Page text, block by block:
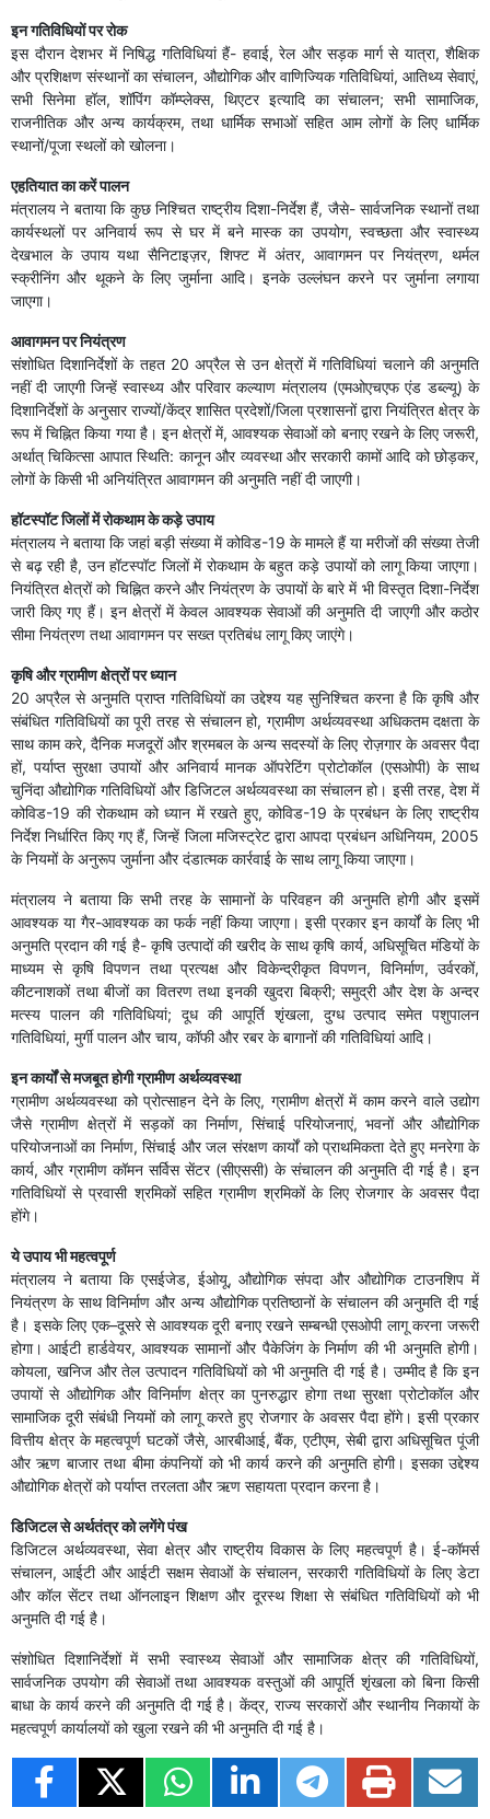
इन गतिविधियों पर रोक
इस दौरान देशभर में निषिद्ध गतिविधियां हैं- हवाई, रेल और सड़क मार्ग से यात्रा, शैक्षिक
और प्रशिक्षण संस्थानों का संचालन, औद्योगिक और वाणिज्यिक गतिविधियां, आतिथ्य सेवाएं,
सभी सिनेमा हॉल, शॉपिंग कॉम्प्लेक्स, थिएटर इत्यादि का संचालन; सभी सामाजिक,
राजनीतिक और अन्य कार्यक्रम, तथा धार्मिक सभाओं सहित आम लोगों के लिए धार्मिक
स्थानों/पूजा स्थलों को खोलना।
एहतियात का करें पालन
मंत्रालय ने बताया कि कुछ निश्चित राष्ट्रीय दिशा-निर्देश हैं, जैसे- सार्वजनिक स्थानों तथा
कार्यस्थलों पर अनिवार्य रूप से घर में बने मास्क का उपयोग, स्वच्छता और स्वास्थ्य
देखभाल के उपाय यथा सैनिटाइज़र, शिफ्ट में अंतर, आवागमन पर नियंत्रण, थर्मल
स्क्रीनिंग और थूकने के लिए जुर्माना आदि। इनके उल्लंघन करने पर जुर्माना लगाया
जाएगा।
आवागमन पर नियंत्रण
संशोधित दिशानिर्देशों के तहत 20 अप्रैल से उन क्षेत्रों में गतिविधियां चलाने की अनुमति
नहीं दी जाएगी जिन्हें स्वास्थ्य और परिवार कल्याण मंत्रालय (एमओएचएफ एंड डब्ल्यू) के
दिशानिर्देशों के अनुसार राज्यों/केंद्र शासित प्रदेशों/जिला प्रशासनों द्वारा नियंत्रित क्षेत्र के
रूप में चिह्नित किया गया है। इन क्षेत्रों में, आवश्यक सेवाओं को बनाए रखने के लिए जरूरी,
अर्थात् चिकित्सा आपात स्थिति: कानून और व्यवस्था और सरकारी कामों आदि को छोड़कर,
लोगों के किसी भी अनियंत्रित आवागमन की अनुमति नहीं दी जाएगी।
हॉटस्पॉट जिलों में रोकथाम के कड़े उपाय
मंत्रालय ने बताया कि जहां बड़ी संख्या में कोविड-19 के मामले हैं या मरीजों की संख्या तेजी
से बढ़ रही है, उन हॉटस्पॉट जिलों में रोकथाम के बहुत कड़े उपायों को लागू किया जाएगा।
नियंत्रित क्षेत्रों को चिह्नित करने और नियंत्रण के उपायों के बारे में भी विस्तृत दिशा-निर्देश
जारी किए गए हैं। इन क्षेत्रों में केवल आवश्यक सेवाओं की अनुमति दी जाएगी और कठोर
सीमा नियंत्रण तथा आवागमन पर सख्त प्रतिबंध लागू किए जाएंगे।
कृषि और ग्रामीण क्षेत्रों पर ध्यान
20 अप्रैल से अनुमति प्राप्त गतिविधियों का उद्देश्य यह सुनिश्चित करना है कि कृषि और
संबंधित गतिविधियों का पूरी तरह से संचालन हो, ग्रामीण अर्थव्यवस्था अधिकतम दक्षता के
साथ काम करे, दैनिक मजदूरों और श्रमबल के अन्य सदस्यों के लिए रोज़गार के अवसर पैदा
हों, पर्याप्त सुरक्षा उपायों और अनिवार्य मानक ऑपरेटिंग प्रोटोकॉल (एसओपी) के साथ
चुनिंदा औद्योगिक गतिविधियों और डिजिटल अर्थव्यवस्था का संचालन हो। इसी तरह, देश में
कोविड-19 की रोकथाम को ध्यान में रखते हुए, कोविड-19 के प्रबंधन के लिए राष्ट्रीय
निर्देश निर्धारित किए गए हैं, जिन्हें जिला मजिस्ट्रेट द्वारा आपदा प्रबंधन अधिनियम, 2005
के नियमों के अनुरूप जुर्माना और दंडात्मक कार्रवाई के साथ लागू किया जाएगा।
मंत्रालय ने बताया कि सभी तरह के सामानों के परिवहन की अनुमति होगी और इसमें
आवश्यक या गैर-आवश्यक का फर्क नहीं किया जाएगा। इसी प्रकार इन कार्यों के लिए भी
अनुमति प्रदान की गई है- कृषि उत्पादों की खरीद के साथ कृषि कार्य, अधिसूचित मंडियों के
माध्यम से कृषि विपणन तथा प्रत्यक्ष और विकेन्द्रीकृत विपणन, विनिर्माण, उर्वरकों,
कीटनाशकों तथा बीजों का वितरण तथा इनकी खुदरा बिक्री; समुद्री और देश के अन्दर
मत्स्य पालन की गतिविधियां; दूध की आपूर्ति शृंखला, दुग्ध उत्पाद समेत पशुपालन
गतिविधियां, मुर्गी पालन और चाय, कॉफी और रबर के बागानों की गतिविधियां आदि।
इन कार्यों से मजबूत होगी ग्रामीण अर्थव्यवस्था
ग्रामीण अर्थव्यवस्था को प्रोत्साहन देने के लिए, ग्रामीण क्षेत्रों में काम करने वाले उद्योग
जैसे ग्रामीण क्षेत्रों में सड़कों का निर्माण, सिंचाई परियोजनाएं, भवनों और औद्योगिक
परियोजनाओं का निर्माण, सिंचाई और जल संरक्षण कार्यों को प्राथमिकता देते हुए मनरेगा के
कार्य, और ग्रामीण कॉमन सर्विस सेंटर (सीएससी) के संचालन की अनुमति दी गई है। इन
गतिविधियों से प्रवासी श्रमिकों सहित ग्रामीण श्रमिकों के लिए रोजगार के अवसर पैदा
होंगे।
ये उपाय भी महत्वपूर्ण
मंत्रालय ने बताया कि एसईजेड, ईओयू, औद्योगिक संपदा और औद्योगिक टाउनशिप में
नियंत्रण के साथ विनिर्माण और अन्य औद्योगिक प्रतिष्ठानों के संचालन की अनुमति दी गई
है। इसके लिए एक–दूसरे से आवश्यक दूरी बनाए रखने सम्बन्धी एसओपी लागू करना जरूरी
होगा। आईटी हार्डवेयर, आवश्यक सामानों और पैकेजिंग के निर्माण की भी अनुमति होगी।
कोयला, खनिज और तेल उत्पादन गतिविधियों को भी अनुमति दी गई है। उम्मीद है कि इन
उपायों से औद्योगिक और विनिर्माण क्षेत्र का पुनरुद्धार होगा तथा सुरक्षा प्रोटोकॉल और
सामाजिक दूरी संबंधी नियमों को लागू करते हुए रोजगार के अवसर पैदा होंगे। इसी प्रकार
वित्तीय क्षेत्र के महत्वपूर्ण घटकों जैसे, आरबीआई, बैंक, एटीएम, सेबी द्वारा अधिसूचित पूंजी
और ऋण बाजार तथा बीमा कंपनियों को भी कार्य करने की अनुमति होगी। इसका उद्देश्य
औद्योगिक क्षेत्रों को पर्याप्त तरलता और ऋण सहायता प्रदान करना है।
डिजिटल से अर्थतंत्र को लगेंगे पंख
डिजिटल अर्थव्यवस्था, सेवा क्षेत्र और राष्ट्रीय विकास के लिए महत्वपूर्ण है। ई-कॉमर्स
संचालन, आईटी और आईटी सक्षम सेवाओं के संचालन, सरकारी गतिविधियों के लिए डेटा
और कॉल सेंटर तथा ऑनलाइन शिक्षण और दूरस्थ शिक्षा से संबंधित गतिविधियों को भी
अनुमति दी गई है।
संशोधित दिशानिर्देशों में सभी स्वास्थ्य सेवाओं और सामाजिक क्षेत्र की गतिविधियों,
सार्वजनिक उपयोग की सेवाओं तथा आवश्यक वस्तुओं की आपूर्ति शृंखला को बिना किसी
बाधा के कार्य करने की अनुमति दी गई है। केंद्र, राज्य सरकारों और स्थानीय निकायों के
महत्वपूर्ण कार्यालयों को खुला रखने की भी अनुमति दी गई है।